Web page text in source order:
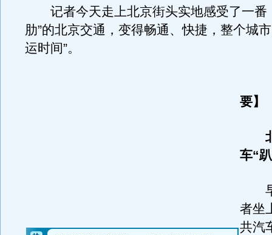
记者今天走上北京街头实地感受了一番
肋”的北京交通，变得畅通、快捷，整个城
运时间”。
要】
北
车“
早
者坐
共汽